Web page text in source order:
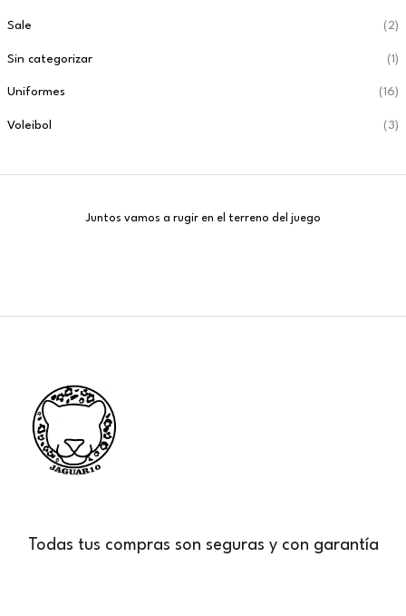
Sale (2)
Sin categorizar (1)
Uniformes (16)
Voleibol (3)
Juntos vamos a rugir en el terreno del juego
Todas tus compras son seguras y con garantía